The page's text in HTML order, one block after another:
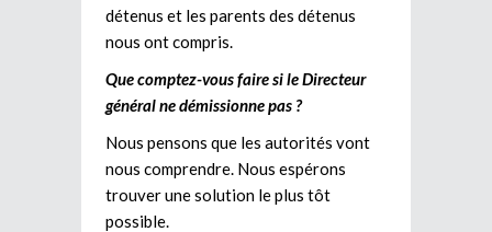
détenus et les parents des détenus
nous ont compris.
Que comptez-vous faire si le Directeur
général ne démissionne pas ?
Nous pensons que les autorités vont
nous comprendre. Nous espérons
trouver une solution le plus tôt
possible.